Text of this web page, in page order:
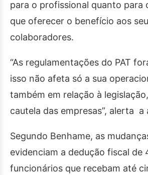
para o profissional quanto para
que oferecer o benefício aos
colaboradores.
“As regulamentações do PAT
isso não afeta só a sua
também em relação à
cautela das empresas”, alerta a
Segundo Benhame, as
evidenciam a dedução fiscal de
funcionários que recebam até